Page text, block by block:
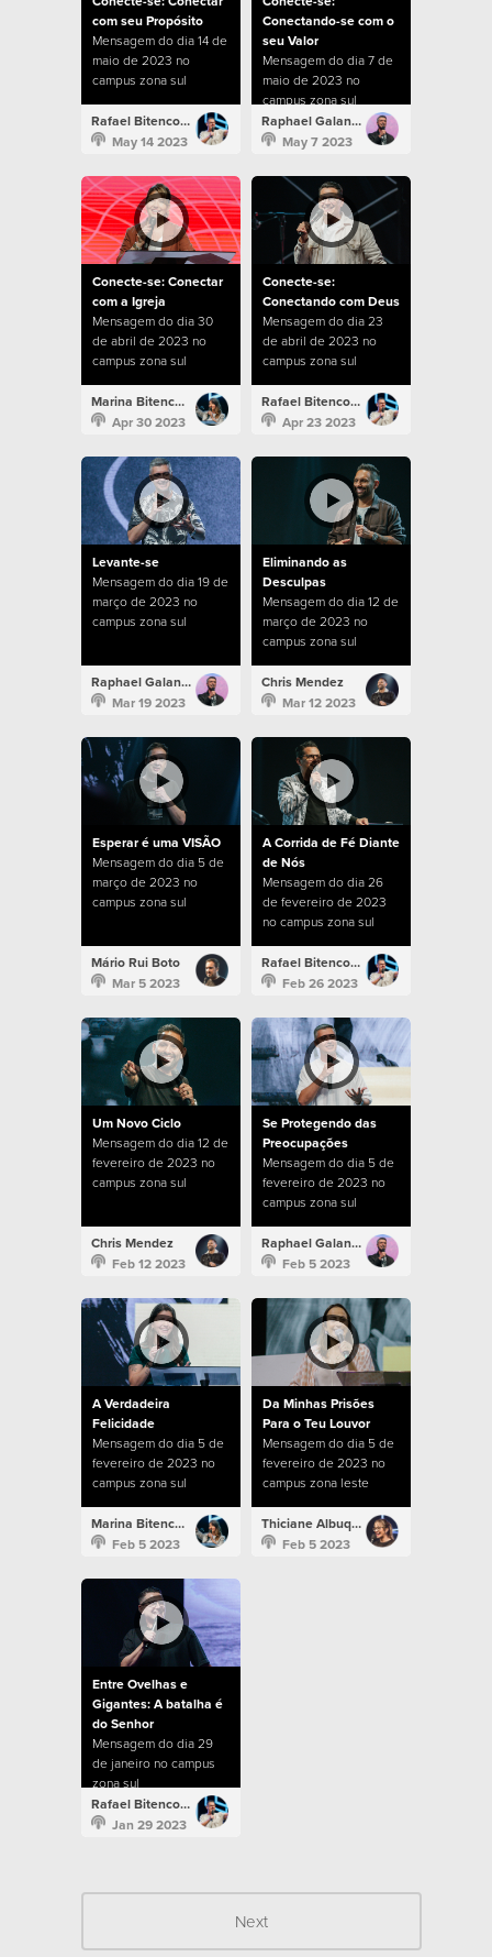
com seu Propósito
Mensagem do dia 14 de
maio de 2023 no
campus zona sul
Rafael Bitencourt
May 14 2023
Conectando-se com o
seu Valor
Mensagem do dia 7 de
maio de 2023 no
campus zona sul
Raphael Galante
May 7 2023
Conecte-se: Conectar
com a Igreja
Mensagem do dia 30
de abril de 2023 no
campus zona sul
Marina Bitencourt
Apr 30 2023
Conecte-se:
Conectando com Deus
Mensagem do dia 23
de abril de 2023 no
campus zona sul
Rafael Bitencourt
Apr 23 2023
Levante-se
Mensagem do dia 19 de
março de 2023 no
campus zona sul
Raphael Galante
Mar 19 2023
Eliminando as
Desculpas
Mensagem do dia 12 de
março de 2023 no
campus zona sul
Chris Mendez
Mar 12 2023
Esperar é uma VISÃO
Mensagem do dia 5 de
março de 2023 no
campus zona sul
Mário Rui Boto
Mar 5 2023
A Corrida de Fé Diante
de Nós
Mensagem do dia 26
de fevereiro de 2023
no campus zona sul
Rafael Bitencourt
Feb 26 2023
Um Novo Ciclo
Mensagem do dia 12 de
fevereiro de 2023 no
campus zona sul
Chris Mendez
Feb 12 2023
Se Protegendo das
Preocupações
Mensagem do dia 5 de
fevereiro de 2023 no
campus zona sul
Raphael Galante
Feb 5 2023
A Verdadeira
Felicidade
Mensagem do dia 5 de
fevereiro de 2023 no
campus zona sul
Marina Bitencourt
Feb 5 2023
Da Minhas Prisões
Para o Teu Louvor
Mensagem do dia 5 de
fevereiro de 2023 no
campus zona leste
Thiciane Albuquerque
Feb 5 2023
Entre Ovelhas e
Gigantes: A batalha é
do Senhor
Mensagem do dia 29
de janeiro no campus
zona sul
Rafael Bitencourt
Jan 29 2023
Next